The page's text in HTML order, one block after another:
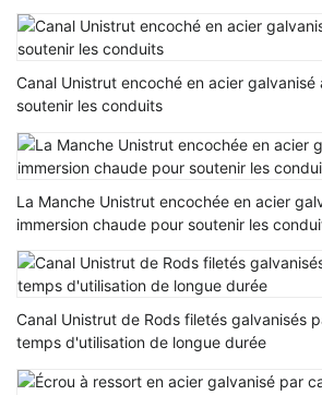
Canal Unistrut encoché en acier galvanisé
soutenir les conduits
La Manche Unistrut encochée en acier
immersion chaude pour soutenir les
Canal Unistrut de Rods filetés galvanisés
temps d'utilisation de longue durée